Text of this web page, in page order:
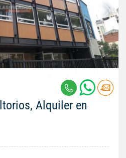
Alquiler en